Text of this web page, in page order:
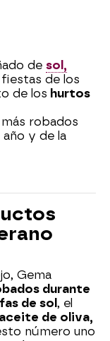
de sol,
de los
de los hurtos
robados
y de la
Gema
durante
de sol , el
aceite de oliva,
número uno